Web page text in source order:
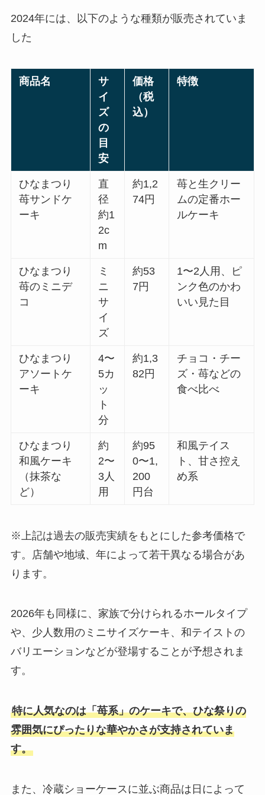
2024年には、以下のような種類が販売されていま
した
商品名
サ
イ
ズ
の
目
安
価格
（税
込）
特徴
ひなまつり
苺サンドケ
ーキ
直
径
約1
2c
m
約1,2
74円
苺と生クリー
ムの定番ホー
ルケーキ
ひなまつり
苺のミニデ
コ
ミ
ニ
サ
イ
ズ
約53
7円
1〜2人用、ピ
ンク色のかわ
いい見た目
ひなまつり
アソートケ
ーキ
4〜
5カ
ッ
ト
分
約1,3
82円
チョコ・チー
ズ・苺などの
食べ比べ
ひなまつり
和風ケーキ
（抹茶な
ど）
約
2〜
3人
用
約95
0〜1,
200
円台
和風テイス
ト、甘さ控え
め系
※上記は過去の販売実績をもとにした参考価格で
す。店舗や地域、年によって若干異なる場合があ
ります。
2026年も同様に、家族で分けられるホールタイプ
や、少人数用のミニサイズケーキ、和テイストの
バリエーションなどが登場することが予想されま
す。
特に人気なのは「苺系」のケーキで、ひな祭りの
雰囲気にぴったりな華やかさが支持されていま
す。
また、冷蔵ショーケースに並ぶ商品は日によって